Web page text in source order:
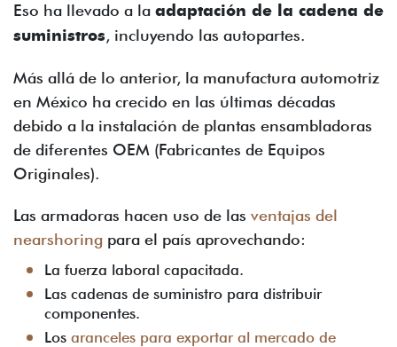
Eso ha llevado a la adaptación de la cadena de
suministros, incluyendo las autopartes.
Más allá de lo anterior, la manufactura automotriz
en México ha crecido en las últimas décadas
debido a la instalación de plantas ensambladoras
de diferentes OEM (Fabricantes de Equipos
Originales).
Las armadoras hacen uso de las ventajas del
nearshoring para el país aprovechando:
La fuerza laboral capacitada.
Las cadenas de suministro para distribuir
componentes.
Los aranceles para exportar al mercado de